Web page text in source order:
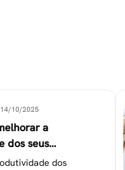
14/10/2025
a
dos seus
dos